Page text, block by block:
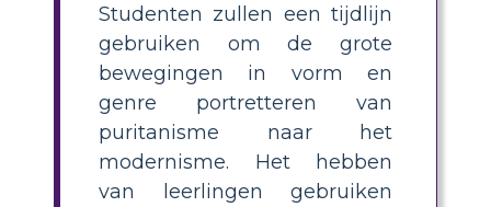
Studenten zullen een tijdlijn
gebruiken om de grote
bewegingen in vorm en
genre portretteren van
puritanisme naar het
modernisme. Het hebben
van leerlingen gebruiken